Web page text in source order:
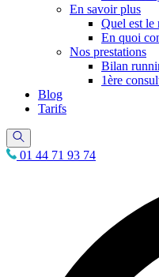
En savoir plus
Quel est le
En quoi
Nos prestations
Bilan
1ère
Blog
Tarifs
01 44 71 93 74